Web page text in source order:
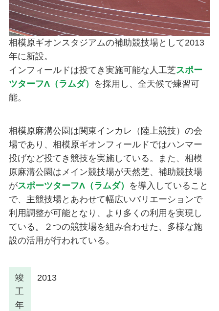
相模原ギオンスタジアムの補助競技場として2013
年に新設。
インフィールドは投てき実施可能な人工芝スポー
ツターフΛ（ラムダ）
を採用し、全天候で練習可
能。
相模原麻溝公園は関東インカレ（陸上競技）の会
場であり、相模原ギオンフィールドではハンマー
投げなど投てき競技を実施している。また、相模
原麻溝公園はメイン競技場が天然芝、補助競技場
がスポーツターフΛ（ラムダ）
を導入していること
で、主競技場とあわせて幅広いバリエーションで
利用調整が可能となり、より多くの利用を実現し
ている。２つの競技場を組み合わせた、多様な施
設の活用が行われている。
竣
工
年
2013